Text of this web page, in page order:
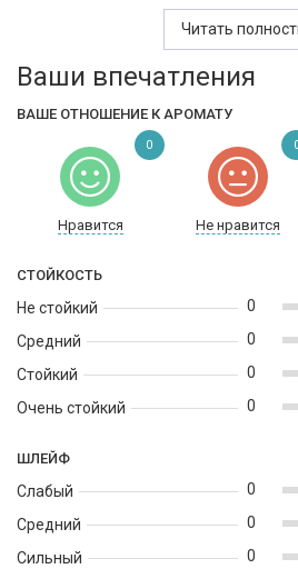
Emporio Armani Diamonds Violet.
фруктов и малины утопают в томной
букета – современным девушкам так
теплоты отношений, капельки
взглядом принцессой с
хрустальными туфельками.
Читать
Ваши впечатления
ВАШЕ ОТНОШЕНИЕ К АРОМАТУ
Нравится Не нравится
0
СТОЙКОСТЬ
Не стойкий
Средний
Стойкий
Очень стойкий
0
0
0
0
ШЛЕЙФ
Слабый
Средний
Сильный
0
0
0